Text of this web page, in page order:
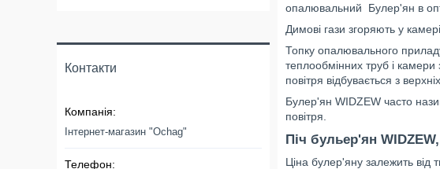
опалювальний Булер'ян в
Димові гази згоряють у
Топку опалювального
теплообмінних труб і
повітря відбувається з
Булер'ян WIDZEW часто
повітря.
Піч бульер'ян
Ціна булер'яну залежить від
Контакти
Інтернет-магазин "Ochag"